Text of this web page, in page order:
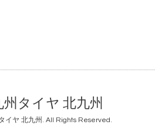
タイヤ 北九州
イヤ 北九州 . All Rights Reserved.